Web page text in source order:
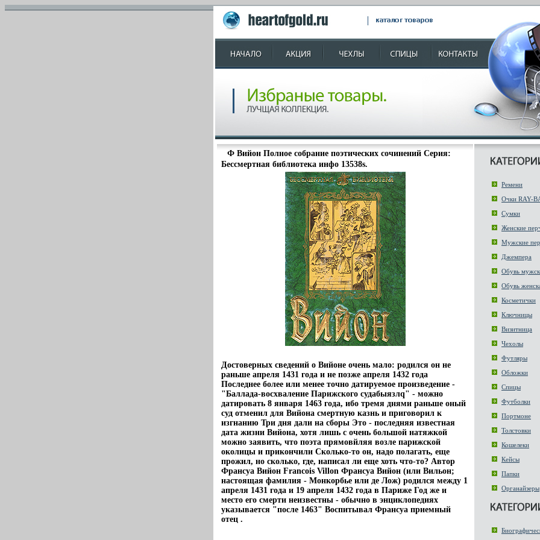
Ф Вийон Полное собрание поэтических сочинений Серия:
Бессмертная библиотека инфо 13538s.
Достоверных сведений о Вийоне очень мало: родился он не
раньше апреля 1431 года и не позже апреля 1432 года
Последнее более или менее точно датируемое произведение -
"Баллада-восхваление Парижского судабыязлq" - можно
датировать 8 января 1463 года, ибо тремя днями раньше оный
суд отменил для Вийона смертную казнь и приговорил к
изгнанию Три дня дали на сборы Это - последняя известная
дата жизни Вийона, хотя лишь с очень большой натяжкой
можно заявить, что поэта прямовйляя возле парижской
околицы и прикончили Сколько-то он, надо полагать, еще
прожил, но сколько, где, написал ли еще хоть что-то? Автор
Франсуа Вийон Francois Villon Франсуа Вийон (или Вильон;
настоящая фамилия - Монкорбье или де Лож) родился между 1
апреля 1431 года и 19 апреля 1432 года в Париже Год же и
место его смерти неизвестны - обычно в энциклопедиях
указывается "после 1463" Воспитывал Франсуа приемный
отец .
Ремени
Очки RAY-
Сумки
Женские
Мужские
Джемпера
Обувь
Обувь
Косметички
Ключницы
Визитница
Чехолы
Футляры
Обложки
Спицы
Футболки
Портмоне
Толстовки
Кошелеки
Кейсы
Папки
Органайзеры